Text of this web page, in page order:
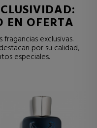
EN OFERTA
exclusivas.
por su calidad,
especiales.